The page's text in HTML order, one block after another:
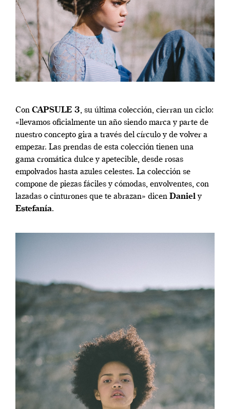
Con CAPSULE 3, su última colección, cierran un ciclo:
«llevamos oficialmente un año siendo marca y parte de
nuestro concepto gira a través del círculo y de volver a
empezar. Las prendas de esta colección tienen una
gama cromática dulce y apetecible, desde rosas
empolvados hasta azules celestes. La colección se
compone de piezas fáciles y cómodas, envolventes, con
lazadas o cinturones que te abrazan» dicen Daniely
Estefanía.